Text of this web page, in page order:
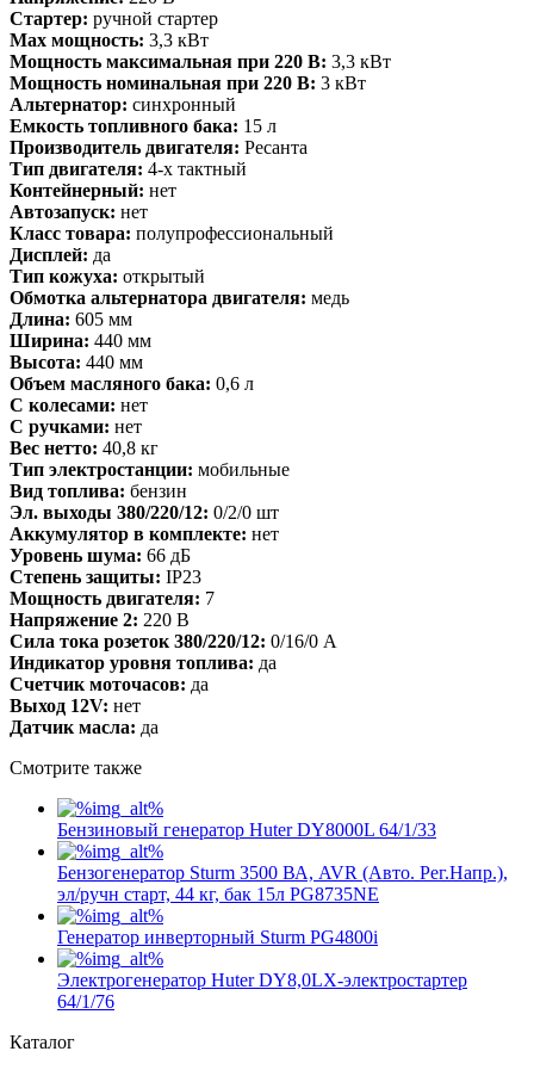
Стартер: ручной стартер
Max мощность: 3,3 кВт
Мощность максимальная при 220 В: 3,3 кВт
Мощность номинальная при 220 В: 3 кВт
Альтернатор: синхронный
Емкость топливного бака: 15 л
Производитель двигателя: Ресанта
Тип двигателя: 4-х тактный
Контейнерный: нет
Автозапуск: нет
Класс товара: полупрофессиональный
Дисплей: да
Тип кожуха: открытый
Обмотка альтернатора двигателя: медь
Длина: 605 мм
Ширина: 440 мм
Высота: 440 мм
Объем масляного бака: 0,6 л
С колесами: нет
С ручками: нет
Вес нетто: 40,8 кг
Тип электростанции: мобильные
Вид топлива: бензин
Эл. выходы 380/220/12: 0/2/0 шт
Аккумулятор в комплекте: нет
Уровень шума: 66 дБ
Степень защиты: IP23
Мощность двигателя: 7
Напряжение 2: 220 В
Сила тока розеток 380/220/12: 0/16/0 А
Индикатор уровня топлива: да
Счетчик моточасов: да
Выход 12V: нет
Датчик масла: да
Смотрите также
Бензиновый генератор Huter DY8000L 64/1/33
Бензогенератор Sturm 3500 ВА, AVR (Авто. Рег.Напр.),
эл/ручн старт, 44 кг, бак 15л PG8735NE
Генератор инверторный Sturm PG4800i
Электрогенератор Huter DY8,0LX-электростартер
64/1/76
Каталог